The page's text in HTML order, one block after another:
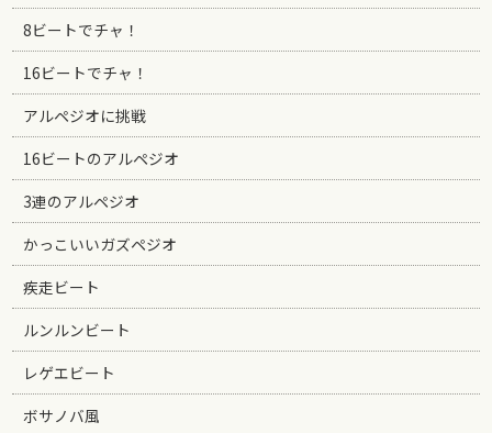
8ビートでチャ！
16ビートでチャ！
アルペジオに挑戦
16ビートのアルペジオ
3連のアルペジオ
かっこいいガズペジオ
疾走ビート
ルンルンビート
レゲエビート
ボサノバ風